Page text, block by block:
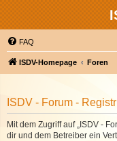
FAQ
ISDV-Homepage Foren
ISDV - Forum -
Mit dem Zugriff auf „ISDV -
dir und dem Betreiber ein